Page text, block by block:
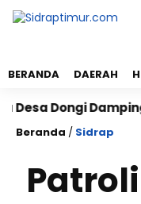
BERANDA DAERAH
Dongi Dampingi
Beranda / Sidrap